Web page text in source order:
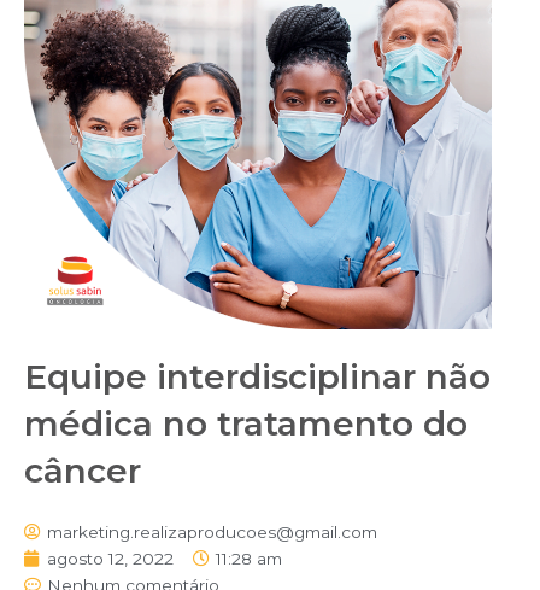
Equipe interdisciplinar não
médica no tratamento do
câncer
marketing.realizaproducoes@gmail.com
agosto 12, 2022
11:28 am
Nenhum comentário